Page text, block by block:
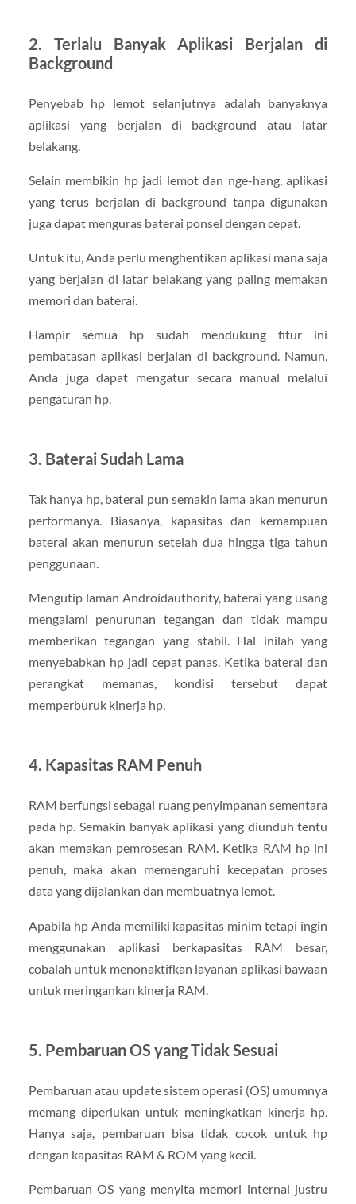
2. Terlalu Banyak Aplikasi Berjalan di
Background
Penyebab hp lemot selanjutnya adalah banyaknya
aplikasi yang berjalan di background atau latar
belakang.
Selain membikin hp jadi lemot dan nge-hang, aplikasi
yang terus berjalan di background tanpa digunakan
juga dapat menguras baterai ponsel dengan cepat.
Untuk itu, Anda perlu menghentikan aplikasi mana saja
yang berjalan di latar belakang yang paling memakan
memori dan baterai.
Hampir semua hp sudah mendukung fitur ini
pembatasan aplikasi berjalan di background. Namun,
Anda juga dapat mengatur secara manual melalui
pengaturan hp.
3. Baterai Sudah Lama
Tak hanya hp, baterai pun semakin lama akan menurun
performanya. Biasanya, kapasitas dan kemampuan
baterai akan menurun setelah dua hingga tiga tahun
penggunaan.
Mengutip laman Androidauthority, baterai yang usang
mengalami penurunan tegangan dan tidak mampu
memberikan tegangan yang stabil. Hal inilah yang
menyebabkan hp jadi cepat panas. Ketika baterai dan
perangkat memanas, kondisi tersebut dapat
memperburuk kinerja hp.
4. Kapasitas RAM Penuh
RAM berfungsi sebagai ruang penyimpanan sementara
pada hp. Semakin banyak aplikasi yang diunduh tentu
akan memakan pemrosesan RAM. Ketika RAM hp ini
penuh, maka akan memengaruhi kecepatan proses
data yang dijalankan dan membuatnya lemot.
Apabila hp Anda memiliki kapasitas minim tetapi ingin
menggunakan aplikasi berkapasitas RAM besar,
cobalah untuk menonaktifkan layanan aplikasi bawaan
untuk meringankan kinerja RAM.
5. Pembaruan OS yang Tidak Sesuai
Pembaruan atau update sistem operasi (OS) umumnya
memang diperlukan untuk meningkatkan kinerja hp.
Hanya saja, pembaruan bisa tidak cocok untuk hp
dengan kapasitas RAM & ROM yang kecil.
Pembaruan OS yang menyita memori internal justru